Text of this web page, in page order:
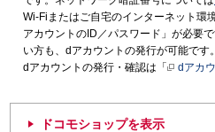
Wi-Fiまたはご自宅のインターネット環
アカウントのID／パスワード」が必要
い方も、dアカウントの発行が可能です。
dアカウントの発行・確認は「
dアカ
ドコモショップを表示